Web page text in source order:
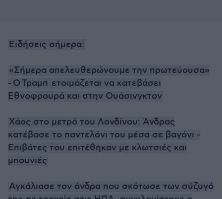
Ειδήσεις σήμερα:
«Σήμερα απελευθερώνουμε την πρωτεύουσα»
- ΟΤραμπ ετοιμάζεται να κατεβάσει
Εθνοφρουρά και στην Ουάσινγκτον
Χάος στο μετρό του Λονδίνου: Άνδρας
κατέβασε το παντελόνι του μέσα σε βαγόνι -
Επιβάτες του επιτέθηκαν με κλωτσιές και
μπουνιές
Αγκάλιασε τον άνδρα που σκότωσε των σύζυγό